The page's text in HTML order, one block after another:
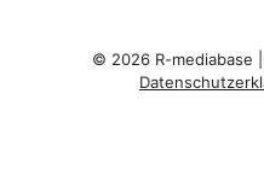
© 2026 R-mediabase |